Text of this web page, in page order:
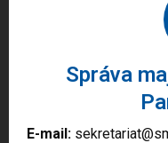
Správa
E-mail: